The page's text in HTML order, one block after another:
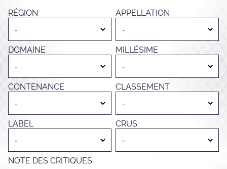
RÉGION APPELLATION
DOMAINE MILLÉSIME
CONTENANCE CLASSEMENT
LABEL CRUS
NOTE DES CRITIQUES